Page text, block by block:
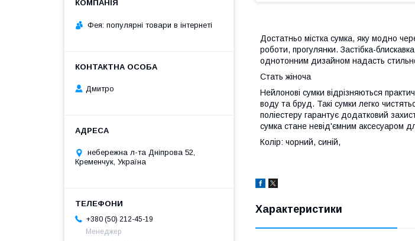
Достатньо містка сумка, яку модно
роботи, прогулянки. Застібка-
однотонним дизайном надасть
Стать жіноча
Нейлонові сумки відрізняються
воду та бруд. Такі сумки легко
поліестеру гарантує додатковий
сумка стане невід'ємним аксесуаром
Колір: чорний, синій,
Характеристики
Фея: популярні товари в інтернеті
Дмитро
небережна л-та Дніпрова 52,
Кременчук, Україна
+380 (50) 212-45-19
Менеджер